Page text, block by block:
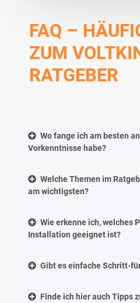
FAQ –
ZUM
RATGEBER
Wo fange ich am besten
Vorkenntnisse habe?
Welche Themen im
am wichtigsten?
Wie erkenne ich, welches
Installation geeignet ist?
Gibt es einfache Schritt-
Finde ich hier auch Tipps